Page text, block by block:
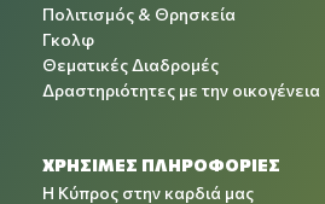
Πολιτισμός & Θρησκεία
Γκολφ
Θεματικές Διαδρομές
Δραστηριότητες με την οικογένεια
ΧΡΉΣΙΜΕΣ ΠΛΗΡΟΦΟΡΊΕΣ
Η Κύπρος στην καρδιά μας